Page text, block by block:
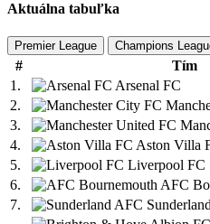
Aktuálna tabuľka
Premier League Champions
# Tím
1.
Arsenal FC
2.
3.
4.
Aston Villa
5.
Liverpool FC
6.
AFC
7.